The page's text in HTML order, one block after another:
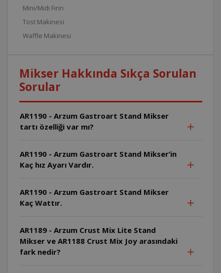
Mini/Midi Fırın
Tost Makinesi
Waffle Makinesi
Mikser Hakkında Sıkça Sorulan
Sorular
AR1190 - Arzum Gastroart Stand Mikser
tartı özelliği var mı?
AR1190 - Arzum Gastroart Stand Mikser’in
Kaç hız Ayarı Vardır.
AR1190 - Arzum Gastroart Stand Mikser
Kaç Wattır.
AR1189 - Arzum Crust Mix Lite Stand
Mikser ve AR1188 Crust Mix Joy arasındaki
fark nedir?